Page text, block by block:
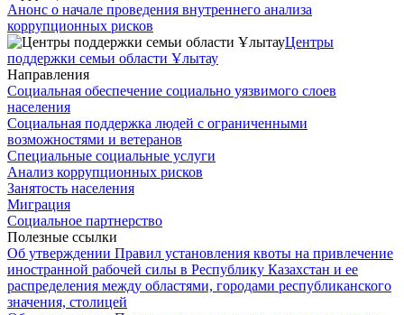
Анонс о начале проведения внутреннего анализа
коррупционных рисков
Центры
поддержки семьи области Ұлытау
Направления
Социальная обеспечение социально уязвимого слоев
населения
Социальная поддержка людей с ограниченными
возможностями и ветеранов
Специальные социальные услуги
Анализ коррупционных рисков
Занятость населения
Миграция
Социальное партнерство
Полезные ссылки
Об утверждении Правил установления квоты на привлечение
иностранной рабочей силы в Республику Казахстан и ее
распределения между областями, городами республиканского
значения, столицей